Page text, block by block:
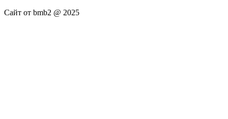
Сайт от bmb2 @ 2025